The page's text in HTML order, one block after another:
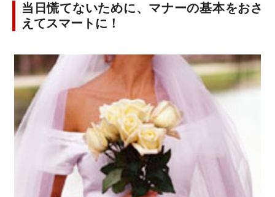
当日慌てないために、マナーの基本をおさ
えてスマートに！